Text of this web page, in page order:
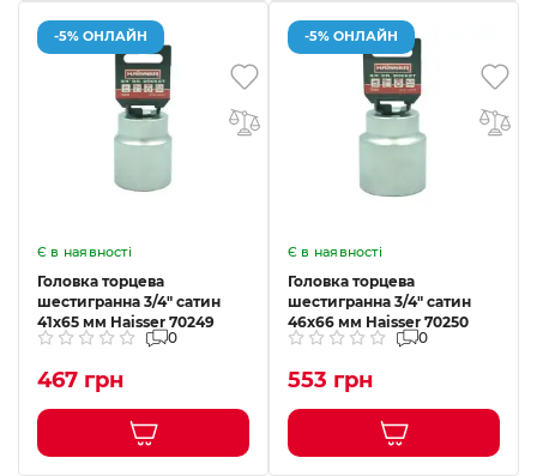
-5% ОНЛАЙН
Є в наявності
Головка торцева
шестигранна 3/4" сатин
41x65 мм Haisser 70249
0
467 грн
-5% ОНЛАЙН
Є в наявності
Головка торцева
шестигранна 3/4" сатин
46x66 мм Haisser 70250
0
553 грн